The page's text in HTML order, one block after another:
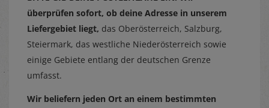
überprüfen sofort, ob deine Adresse in unserem
Liefergebiet liegt, das Oberösterreich, Salzburg,
Steiermark, das westliche Niederösterreich sowie
einige Gebiete entlang der deutschen Grenze
umfasst.
Wir beliefern jeden Ort an einem bestimmten